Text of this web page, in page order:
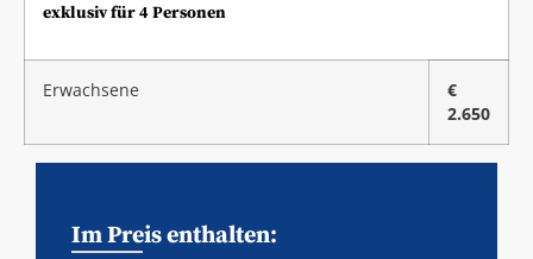
exklusiv für 4 Personen
Erwachsene
€
2.650
Im Preis enthalten: